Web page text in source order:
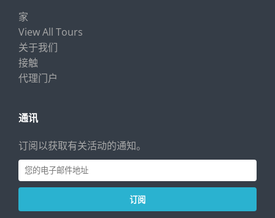
家
View All Tours
关于我们
接触
代理门户
通讯
订阅以获取有关活动的通知。
订阅